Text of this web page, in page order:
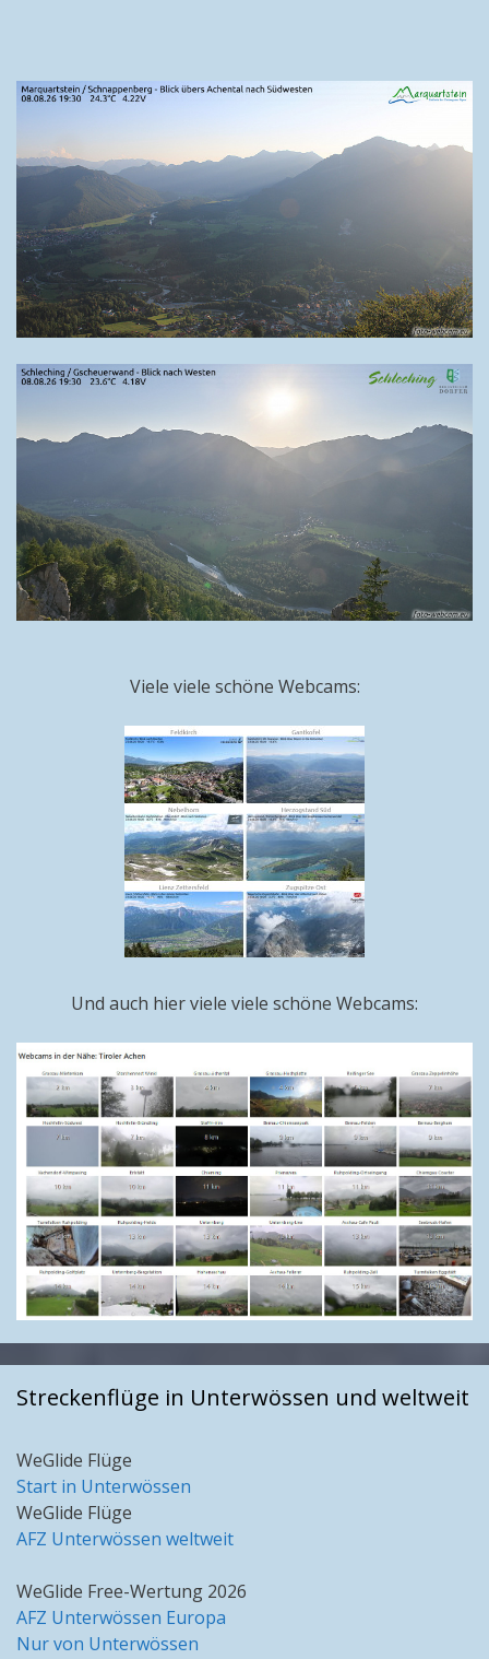
Viele viele schöne Webcams:
Und auch hier viele viele schöne Webcams:
Streckenflüge in Unterwössen und weltweit
WeGlide Flüge
Start in Unterwössen
WeGlide Flüge
AFZ Unterwössen weltweit
WeGlide Free-Wertung 2026
AFZ Unterwössen Europa
Nur von Unterwössen